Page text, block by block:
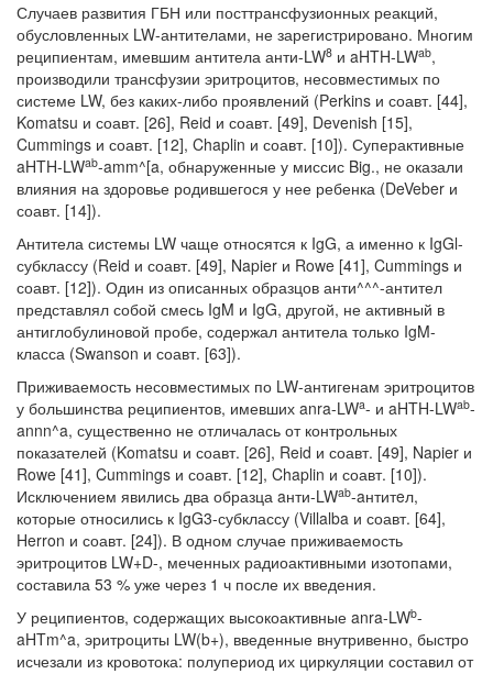
Случаев развития ГБН или посттрансфузионных реакций,
обусловленных LW-антителами, не зарегистрировано. Многим
реципиентам, имевшим антите­ла анти-LW8 и aHTH-LWab,
производили трансфузии эритроцитов, несовместимых по
системе LW, без каких-либо проявлений (Perkins и соавт. [44],
Komatsu и со­авт. [26], Reid и соавт. [49], Devenish [15],
Cummings и соавт. [12], Chaplin и соавт. [10]). Суперактивные
aHTH-LWab-amm^[a, обнаруженные у миссис Big., не оказа­ли
влияния на здоровье родившегося у нее ребенка (DeVeber и
соавт. [14]).
Антитела системы LW чаще относятся к IgG, а именно к IgGl-
субклассу (Reid и соавт. [49], Napier и Rowe [41], Cummings и
соавт. [12]). Один из описан­ных образцов анти^^^-антител
представлял собой смесь IgM и IgG, другой, не активный в
антиглобулиновой пробе, содержал антитела только IgM-
класса (Swanson и соавт. [63]).
Приживаемость несовместимых по LW-антигенам эритроцитов
у большин­ства реципиентов, имевших anra-LWa- и aHTH-LWab-
annn^a, существенно не отличалась от контрольных
показателей (Komatsu и соавт. [26], Reid и со­авт. [49], Napier и
Rowe [41], Cummings и соавт. [12], Chaplin и соавт. [10]).
Исключением явились два образца aнти-LWab-aнтитeл,
которые относились к IgG3-субклассу (Villalba и соавт. [64],
Herron и соавт. [24]). В одном случае при­живаемость
эритроцитов LW+D-, меченных радиоактивными изотопами,
со­ставила 53 % уже через 1 ч после их введения.
У реципиентов, содержащих высокоактивные anra-LWb-
aHTm^a, эритроци­ты LW(b+), введенные внутривенно, быстро
исчезали из кровотока: полупери­од их циркуляции составил от